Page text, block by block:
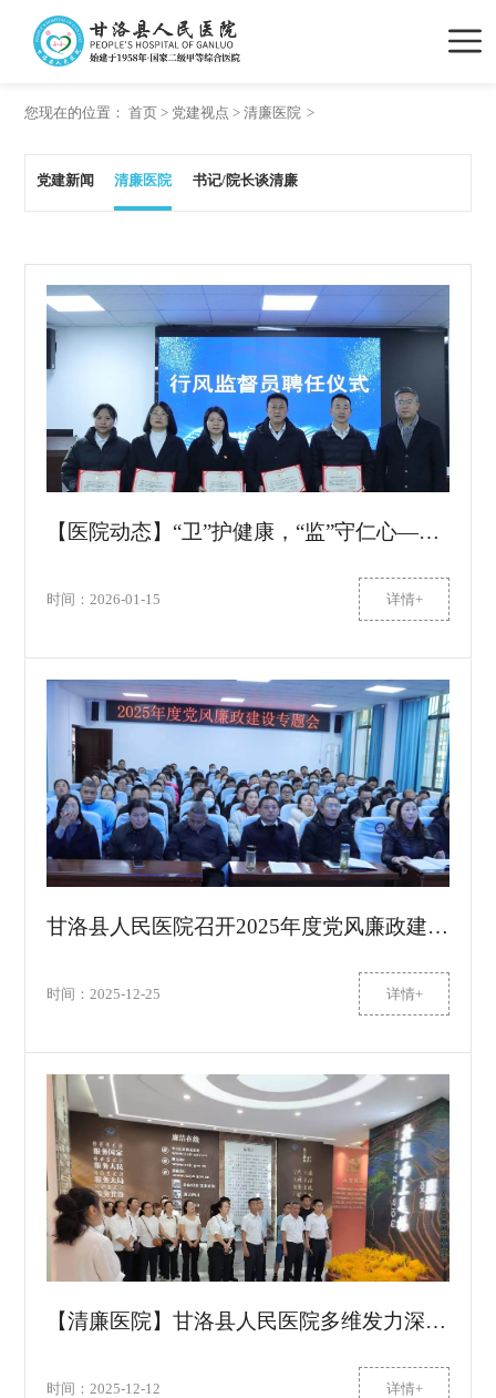
您现在的位置：首页 > 党建视点 >清廉医院
党建新闻 清廉医院 书记/院长谈清廉
【医院动态】“卫”护健康，“监”守仁心——我院聘任五名卫健系统骨干担任行风监督员
时间：2026-01-15 详情+
甘洛县人民医院召开2025年度党风廉政建设工作专题会
时间：2025-12-25 详情+
【清廉医院】甘洛县人民医院多维发力深化“清廉医院”建设
时间：2025-12-12 详情+